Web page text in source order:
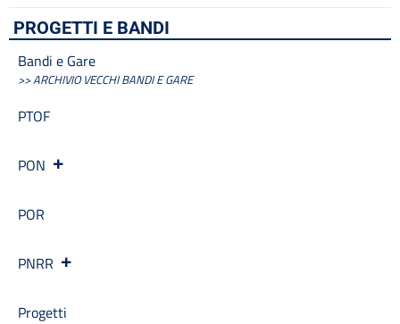
PROGETTI E BANDI
Bandi e Gare
>> ARCHIVIO VECCHI BANDI E GARE
PTOF
PON
POR
PNRR
Progetti